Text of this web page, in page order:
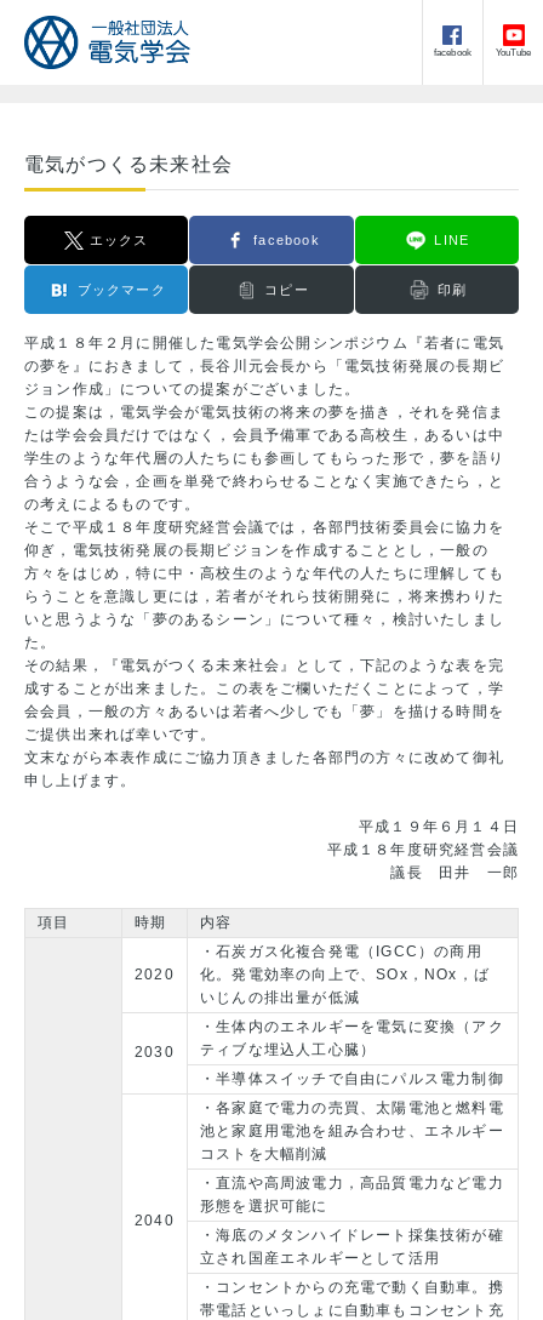
facebook YouTube
電気がつくる未来社会
エックス facebook LINE
ブックマーク コピー 印刷
平成１８年２月に開催した電気学会公開シンポジウム『若者に電気
の夢を』におきまして，長谷川元会長から「電気技術発展の長期ビ
ジョン作成」についての提案がございました。
この提案は，電気学会が電気技術の将来の夢を描き，それを発信ま
たは学会会員だけではなく，会員予備軍である高校生，あるいは中
学生のような年代層の人たちにも参画してもらった形で，夢を語り
合うような会，企画を単発で終わらせることなく実施できたら，と
の考えによるものです。
そこで平成１８年度研究経営会議では，各部門技術委員会に協力を
仰ぎ，電気技術発展の長期ビジョンを作成することとし，一般の
方々をはじめ，特に中・高校生のような年代の人たちに理解しても
らうことを意識し更には，若者がそれら技術開発に，将来携わりた
いと思うような「夢のあるシーン」について種々，検討いたしまし
た。
その結果，『電気がつくる未来社会』として，下記のような表を完
成することが出来ました。この表をご欄いただくことによって，学
会会員，一般の方々あるいは若者へ少しでも「夢」を描ける時間を
ご提供出来れば幸いです。
文末ながら本表作成にご協力頂きました各部門の方々に改めて御礼
申し上げます。
平成１９年６月１４日
平成１８年度研究経営会議
議長 田井 一郎
項目 時期 内容
2020
・石炭ガス化複合発電（IGCC）の商用
化。発電効率の向上で、SOx，NOx，ば
いじんの排出量が低減
2030
・生体内のエネルギーを電気に変換（アク
ティブな埋込人工心臓）
・半導体スイッチで自由にパルス電力制御
2040
・各家庭で電力の売買、太陽電池と燃料電
池と家庭用電池を組み合わせ、エネルギー
コストを大幅削減
・直流や高周波電力，高品質電力など電力
形態を選択可能に
・海底のメタンハイドレート採集技術が確
立され国産エネルギーとして活用
・コンセントからの充電で動く自動車。携
帯電話といっしょに自動車もコンセント充